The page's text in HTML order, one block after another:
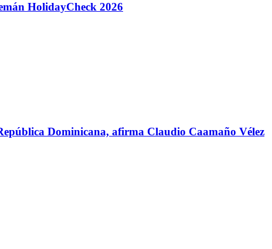
HolidayCheck 2026
Dominicana, afirma Claudio Caamaño Vélez